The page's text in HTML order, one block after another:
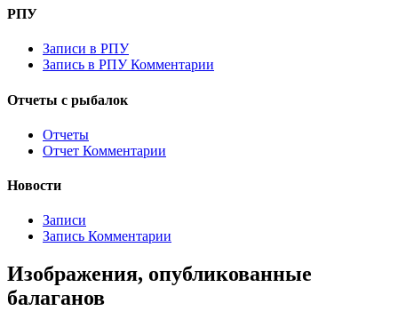
РПУ
Записи в РПУ
Запись в РПУ Комментарии
Отчеты с рыбалок
Отчеты
Отчет Комментарии
Новости
Записи
Запись Комментарии
Изображения, опубликованные
балаганов